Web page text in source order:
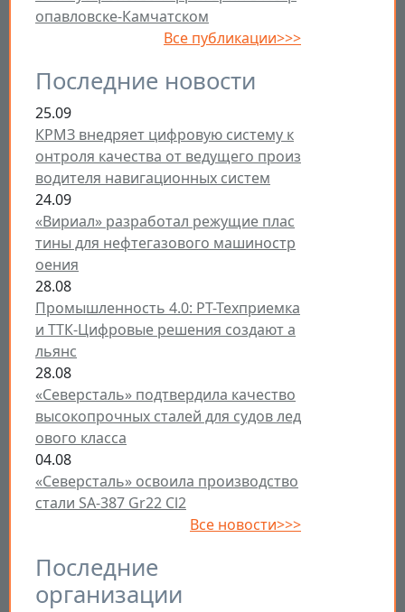
опавловске-Камчатском
Все публикации>>>
Последние новости
25.09
КРМЗ внедряет цифровую систему к
онтроля качества от ведущего произ
водителя навигационных систем
24.09
«Вириал» разработал режущие плас
тины для нефтегазового машиностр
оения
28.08
Промышленность 4.0: РТ-Техприемка
и ТТК-Цифровые решения создают а
льянс
28.08
«Северсталь» подтвердила качество
высокопрочных сталей для судов лед
ового класса
04.08
«Северсталь» освоила производство
стали SA-387 Gr22 Cl2
Все новости>>>
Последние
организации